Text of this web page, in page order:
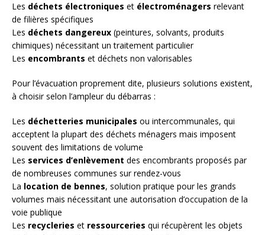
Les déchets électroniques et électroménagers relevant
de filières spécifiques
Les déchets dangereux (peintures, solvants, produits
chimiques) nécessitant un traitement particulier
Les encombrants et déchets non valorisables
Pour l’évacuation proprement dite, plusieurs solutions existent,
à choisir selon l’ampleur du débarras :
Les déchetteries municipales ou intercommunales, qui
acceptent la plupart des déchets ménagers mais imposent
souvent des limitations de volume
Les services d’enlèvement des encombrants proposés par
de nombreuses communes sur rendez-vous
La location de bennes, solution pratique pour les grands
volumes mais nécessitant une autorisation d’occupation de la
voie publique
Les recycleries et ressourceries qui récupèrent les objets